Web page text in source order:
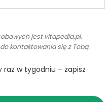
jest vitapedia.pl.
kontaktowania się z Tobą.
raz w tygodniu – zapisz